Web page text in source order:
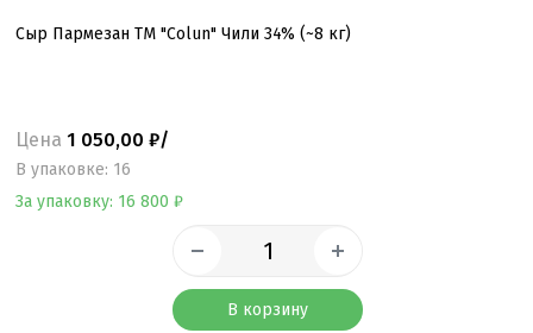
Сыр Пармезан ТМ "Colun" Чили 34% (~8 кг)
Цена 1 050,00 ₽/
B упаковке: 16
За упаковку: 16 800 ₽
В корзину